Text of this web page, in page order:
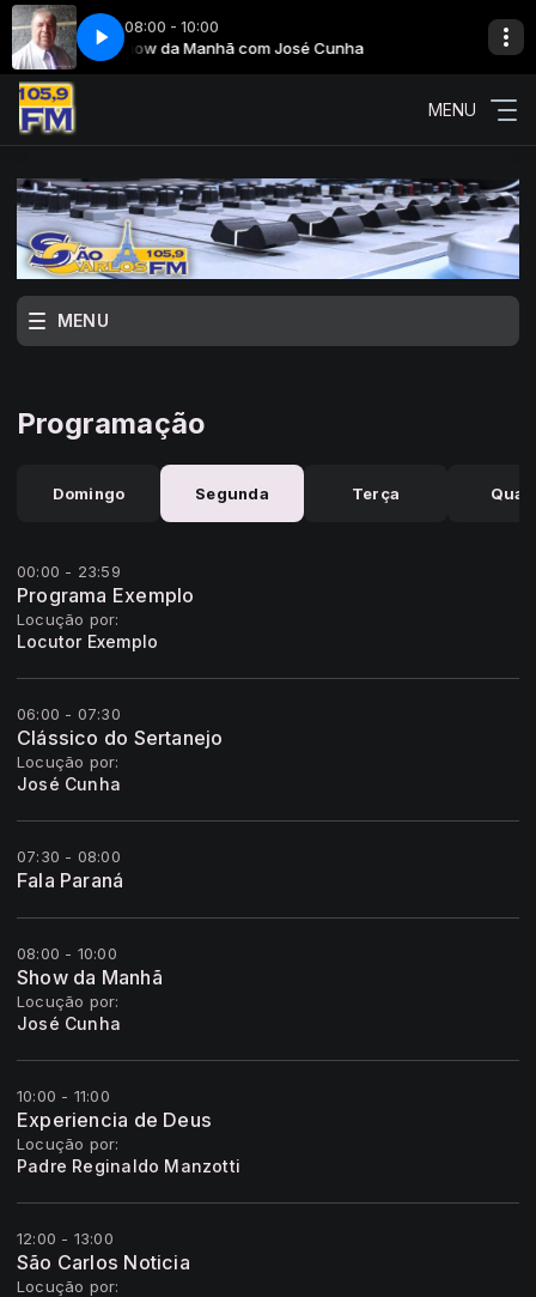
08:00 - 10:00
Show da Manhã com José Cunha
MENU
MENU
Programação
Domingo Segunda Terça
00:00 - 23:59
Programa Exemplo
Locução por:
Locutor Exemplo
06:00 - 07:30
Clássico do Sertanejo
Locução por:
José Cunha
07:30 - 08:00
Fala Paraná
08:00 - 10:00
Show da Manhã
Locução por:
José Cunha
10:00 - 11:00
Experiencia de Deus
Locução por:
Padre Reginaldo Manzotti
12:00 - 13:00
São Carlos Noticia
Locução por: